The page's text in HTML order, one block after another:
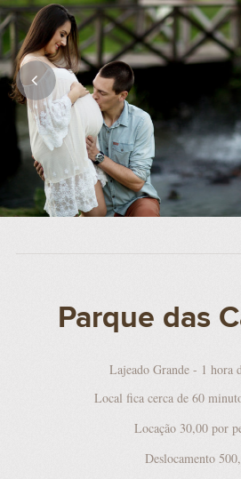
Parque das
Lajeado Grande - 1 hora
Local fica cerca de 60
Locação 30,00 por
Deslocamento